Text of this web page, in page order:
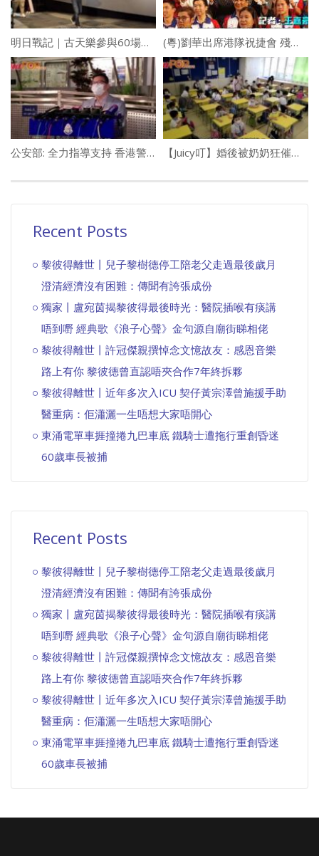
明日戰記｜古天樂參與60場謝票人未「謝」 承劉青雲貴言等雙喜臨門 (粵)劉華出席港隊祝捷會 殘奧選手讚支持體育
公安部: 全力指導支持 香港警隊止暴制亂 【Juicy叮】婚後被奶奶狂催生仔 港女果斷拒絕：我哋真係唔鍾意小朋友
Recent Posts
黎彼得離世丨兒子黎樹德停工陪老父走過最後歲月
澄清經濟沒有困難：傳聞有誇張成份
獨家丨盧宛茵揭黎彼得最後時光：醫院插喉有痰講
唔到嘢 經典歌《浪子心聲》金句源自廟街睇相佬
黎彼得離世丨許冠傑親撰悼念文憶故友：感恩音樂
路上有你 黎彼德曾直認唔夾合作7年終拆夥
黎彼得離世丨近年多次入ICU 契仔黃宗澤曾施援手助
醫重病：佢瀟灑一生唔想大家唔開心
東涌電單車捱撞捲九巴車底 鐵騎士遭拖行重創昏迷
60歲車長被捕
Recent Posts
黎彼得離世丨兒子黎樹德停工陪老父走過最後歲月
澄清經濟沒有困難：傳聞有誇張成份
獨家丨盧宛茵揭黎彼得最後時光：醫院插喉有痰講
唔到嘢 經典歌《浪子心聲》金句源自廟街睇相佬
黎彼得離世丨許冠傑親撰悼念文憶故友：感恩音樂
路上有你 黎彼德曾直認唔夾合作7年終拆夥
黎彼得離世丨近年多次入ICU 契仔黃宗澤曾施援手助
醫重病：佢瀟灑一生唔想大家唔開心
東涌電單車捱撞捲九巴車底 鐵騎士遭拖行重創昏迷
60歲車長被捕